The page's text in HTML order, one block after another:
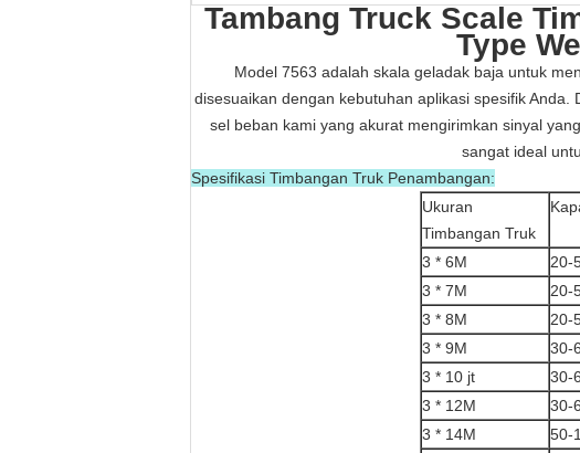
Tambang Truck Scale
Type
Model 7563 adalah skala geladak baja untuk
disesuaikan dengan kebutuhan aplikasi spesifik
sel beban kami yang akurat mengirimkan sinyal
sangat ideal
Spesifikasi Timbangan Truk Penambangan:
Ukuran
Timbangan Truk
3 * 6M 20-
3 * 7M
20-
3 * 8M
20-
3 * 9M
30-
3 * 10 jt
30-
3 * 12M
30-
3 * 14M
50-